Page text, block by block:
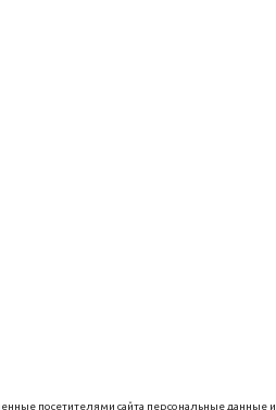
посетителями сайта персональные данные и